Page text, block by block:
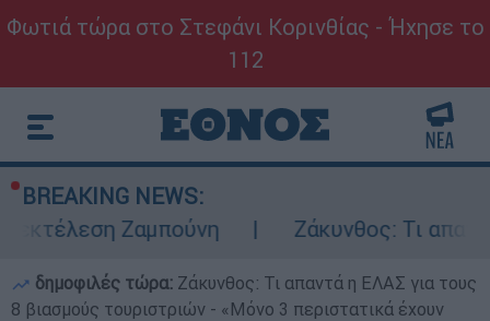
Φωτιά τώρα στο Στεφάνι Κορινθίας - Ήχησε το
112
BREAKING NEWS:
εκτέλεση Ζαμπούνη
Ζάκυνθος: Τι
δημοφιλές τώρα: Ζάκυνθος: Τι απαντά η ΕΛΑΣ για τους
8 βιασμούς τουριστριών - «Μόνο 3 περιστατικά έχουν